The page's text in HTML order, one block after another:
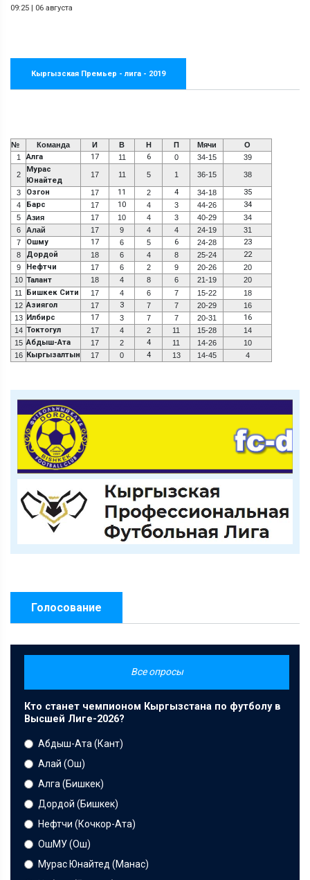
09:25 | 06 августа
Кыргызская Премьер - лига - 2019
№ Команда И В Н П Мячи
О
1
Алга 17 11 6 0 34-15 39
2
Мурас
Юнайтед
17 11 5 1 36-15 38
3 Озгон 17 11 2 4 34-18 35
4 Барс 17 10 4 3 44-26 34
5 Азия 17 10 4 3 40-29
34
6
Алай 17 9 4 4 24-19
31
7
Ошму 17 6 5 6 24-28 23
8 Дордой 18 6 4 8 25-24 22
9 Нефтчи 17 6 2 9 20-26
20
10 Талант 18 4 8 6 21-19
20
11
Бишкек Сити 17 4 6 7 15-22
18
12 Азиягол 17 3 7 7 20-29
16
13 Илбирс 17 3 7 7 20-31 16
14 Токтогул 17 4 2 11 15-28
14
15 Абдыш-Ата 17 2 4 11 14-26
10
16 Кыргызалтын 17 0 4 13 14-45 4
Голосование
Все опросы
Кто станет чемпионом Кыргызстана по футболу в
Высшей Лиге-2026?
Абдыш-Ата (Кант)
Алай (Ош)
Алга (Бишкек)
Дордой (Бишкек)
Нефтчи (Кочкор-Ата)
ОшМУ (Ош)
Мурас Юнайтед (Манас)